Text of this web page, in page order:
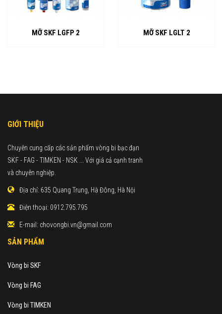
MỠ SKF LGFP 2 MỠ SKF LGLT 2
GIỚI THIỆU
Chuyên cung cấp các sản phẩm vòng bi bạc đạn
SKF - FAG - TIMKEN - NSK ... Với giá cả cạnh tranh
và chuyên nghiệp.
Địa chỉ: 635 Quang Trung, Hà Đông, Hà Nội
Điện thoại: 0912.795.795
E-mail: chovongbi.vn@gmail.com
SẢN PHẨM
Vòng bi SKF
Vòng bi FAG
Vòng bi TIMKEN